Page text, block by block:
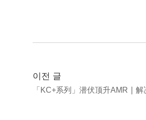
이전 글
「KC+系列」潜伏顶升AMR ∣